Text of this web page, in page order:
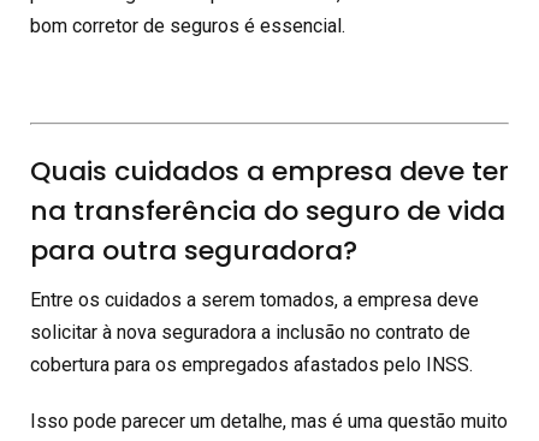
bom corretor de seguros é essencial.
Quais cuidados a empresa deve ter
na transferência do seguro de vida
para outra seguradora?
Entre os cuidados a serem tomados, a empresa deve
solicitar à nova seguradora a inclusão no contrato de
cobertura para os empregados afastados pelo INSS.
Isso pode parecer um detalhe, mas é uma questão muito